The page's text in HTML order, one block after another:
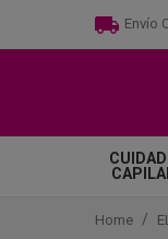
Envío
Home